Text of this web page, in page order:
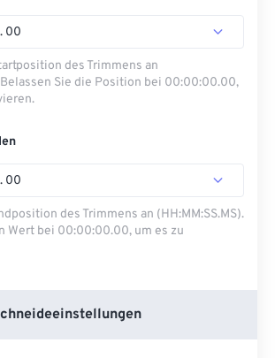
. 00
des Trimmens an
Belassen Sie die Position bei 00:00:00.00,
. 00
des Trimmens an (HH:MM:SS.MS).
Wert bei 00:00:00.00, um es zu